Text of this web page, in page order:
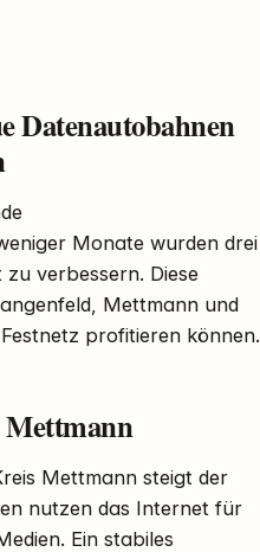
Datenautobahnen
Monate wurden drei
verbessern. Diese
Mettmann und
profitieren können.
Mettmann steigt der
nutzen das Internet für
Ein stabiles